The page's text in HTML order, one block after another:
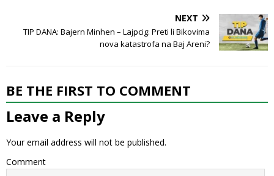
NEXT
TIP DANA: Bajern Minhen – Lajpcig: Preti li Bikovima
nova katastrofa na Baj Areni?
BE THE FIRST TO COMMENT
Leave a Reply
Your email address will not be published.
Comment